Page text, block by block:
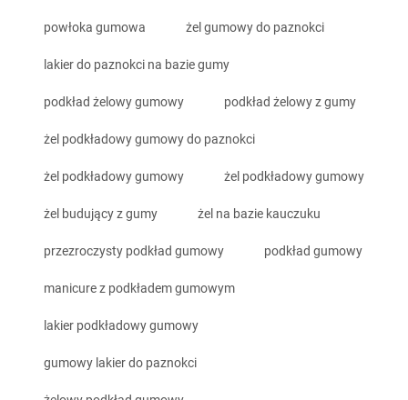
powłoka gumowa żel gumowy do paznokci
lakier do paznokci na bazie gumy
podkład żelowy gumowy podkład żelowy z gumy
żel podkładowy gumowy do paznokci
żel podkładowy gumowy żel podkładowy gumowy
żel budujący z gumy żel na bazie kauczuku
przezroczysty podkład gumowy podkład gumowy
manicure z podkładem gumowym
lakier podkładowy gumowy
gumowy lakier do paznokci